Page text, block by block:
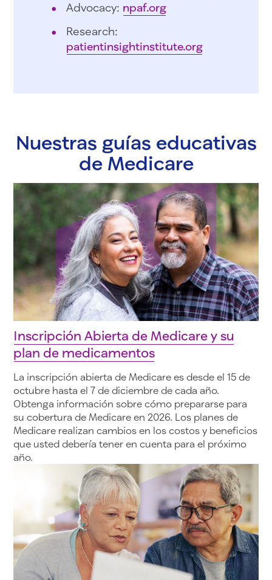
Advocacy: npaf.org
Research:
patientinsightinstitute.org
Nuestras guías educativas
de Medicare
Inscripción Abierta de Medicare y su
plan de medicamentos
La inscripción abierta de Medicare es desde el 15 de
octubre hasta el 7 de diciembre de cada año.
Obtenga información sobre cómo prepararse para
su cobertura de Medicare en 2026. Los planes de
Medicare realizan cambios en los costos y beneficios
que usted debería tener en cuenta para el próximo
año.